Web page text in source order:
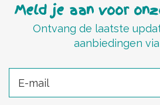
Meld je aan voor
Ontvang de laatste
aanbiedingen